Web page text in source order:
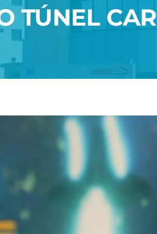
TÚNEL